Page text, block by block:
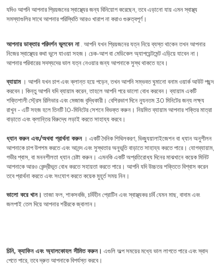
যদিও আপনি আপনার প্রিয়জনের স্বাস্থ্যের জন্য বিনিয়োগ করেছেন, তবে এড়ানো যায় এমন স্বাস্থ্য
সমস্যাগুলির সাথে আপনার পরিস্থিতি আরও খারাপ না করাও গুরুত্বপূর্ণ।
আপনার ডাক্তার পরিদর্শন ভুলবেন না. আপনি যখন প্রিয়জনের যত্ন নিয়ে ব্যস্ত থাকেন তখন আপনার
নিজের স্বাস্থ্যের কথা ভুলে যাওয়া সহজ। চেক-আপ বা মেডিকেল অ্যাপয়েন্টমেন্ট এড়িয়ে যাবেন না।
আপনার পরিবারের সদস্যদের ভাল যত্ন নেওয়ার জন্য আপনাকে সুস্থ থাকতে হবে।
ব্যায়াম। আপনি যখন চাপ এবং ক্লান্ত হয়ে পড়েন, তখন আপনি সম্ভবত ঘুমানো বনাম ওয়ার্ক আউট পছন্দ
করবেন। কিন্তু আপনি যদি ব্যায়াম করেন, তাহলে আপনি পরে ভালো বোধ করবেন। ব্যায়াম একটি
শক্তিশালী স্ট্রেস রিলিভার এবং মেজাজ বৃদ্ধিকারী। বেশিরভাগ দিনে ন্যূনতম 30 মিনিটের জন্য লক্ষ্য
রাখুন - এটি সহজ হলে তিনটি 10-মিনিটের সেশনে বিভক্ত করুন। নিয়মিত ব্যায়াম আপনার শক্তির মাত্রা
বাড়াতে এবং ক্লান্তির বিরুদ্ধে লড়াই করতে সাহায্য করবে।
ধ্যান করুন এবং/অথবা প্রার্থনা করুন। একটি দৈনিক শিথিলকরণ, ভিজ্যুয়ালাইজেশন বা ধ্যান অনুশীলন
আপনাকে চাপ উপশম করতে এবং আনন্দ এবং সুস্থতার অনুভূতি বাড়াতে সাহায্য করতে পারে। যোগব্যায়াম,
গভীর শ্বাস, বা মননশীলতা ধ্যান চেষ্টা করুন। এমনকি একটি অপ্রতিরোধ্য দিনের মাঝখানে কয়েক মিনিট
আপনাকে আরও কেন্দ্রীভূত বোধ করতে সহায়তা করতে পারে। আপনি যদি উচ্চতর শক্তিতে বিশ্বাস করেন
তবে প্রার্থনা করতে এবং সংযোগ করতে কয়েক মুহূর্ত সময় নিন।
ভালো করে খান। তাজা ফল, শাকসবজি, চর্বিহীন প্রোটিন এবং স্বাস্থ্যকর চর্বি যেমন মাছ, বাদাম এবং
জলপাই তেল দিয়ে আপনার শরীরকে জ্বালান।
চিনি, ক্যাফিন এবং অ্যালকোহল সীমিত করুন। এগুলি অল্প সময়ের মধ্যে ভাল লাগতে পারে এবং স্বাদ
পেতে পারে, তবে দ্রুত আপনাকে বিপর্যস্ত করবে।